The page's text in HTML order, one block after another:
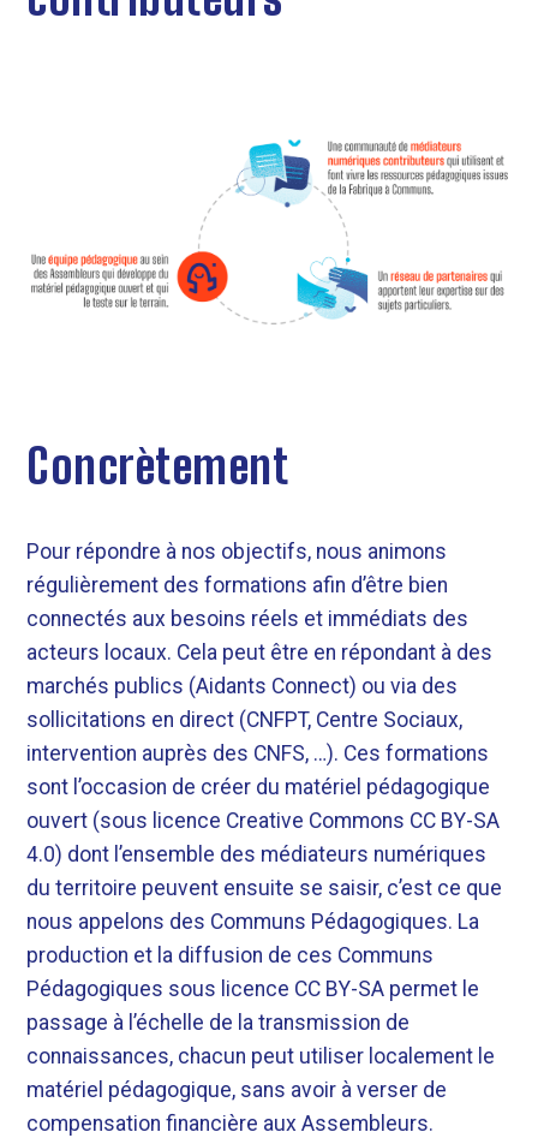
Concrètement
Pour répondre à nos objectifs, nous animons
régulièrement des formations afin d’être bien
connectés aux besoins réels et immédiats des
acteurs locaux. Cela peut être en répondant à des
marchés publics (Aidants Connect) ou via des
sollicitations en direct (CNFPT, Centre Sociaux,
intervention auprès des CNFS, …). Ces formations
sont l’occasion de créer du matériel pédagogique
ouvert (sous licence Creative Commons CC BY-SA
4.0) dont l’ensemble des médiateurs numériques
du territoire peuvent ensuite se saisir, c’est ce que
nous appelons des Communs Pédagogiques. La
production et la diffusion de ces Communs
Pédagogiques sous licence CC BY-SA permet le
passage à l’échelle de la transmission de
connaissances, chacun peut utiliser localement le
matériel pédagogique, sans avoir à verser de
compensation financière aux Assembleurs.